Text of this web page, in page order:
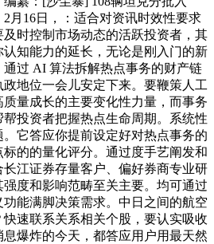
月16日，：适合对资讯时效性要求
时控制市场动态的活跃投资者，其
知能力的延长，无论是刚入门的新
过 AI 算法拆解热点事务的财产链
地位一会儿安定下来。要鞭策人工
量成长的主要变化性力量，而事务
投资者把握热点生命周期。系统性
它答应你提前设定好对热点事务的
的的量化评分。通过度手艺阐发和
江证券存量客户、偏好券商专业研
度和影响范畴至关主要。均可通过
能满脚决策需求。中日之间的航空
速联系关系相关个股，要认实吸收
爆炸的今天，都答应用户用最天然